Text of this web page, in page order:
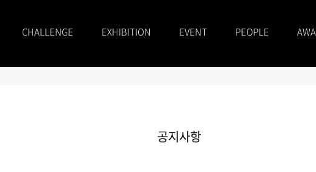
CHALLENGE EXHIBITION EVENT PEOPLE
공지사항